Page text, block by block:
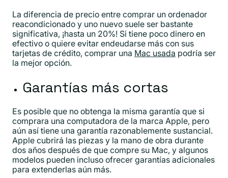
La diferencia de precio entre comprar un ordenador
reacondicionado y uno nuevo suele ser bastante
significativa, ¡hasta un 20%! Si tiene poco dinero en
efectivo o quiere evitar endeudarse más con sus
tarjetas de crédito, comprar una Mac usada podría ser
la mejor opción.
Garantías más cortas
Es posible que no obtenga la misma garantía que si
comprara una computadora de la marca Apple, pero
aún así tiene una garantía razonablemente sustancial.
Apple cubrirá las piezas y la mano de obra durante
dos años después de que compre su Mac, y algunos
modelos pueden incluso ofrecer garantías adicionales
para extenderlas aún más.